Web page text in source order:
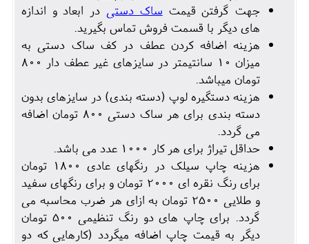
جهت گرفتن قیمت ساک دستی در ابعاد و اندازه
های دیگر با قسمت فروش تماس بگیرید.
هزینه اضافه کردن عطف در کف ساک دستی به
میزان 10 سانتیمتر در سایزهای غیر عطف دار 800
تومان میباشد.
هزینه دستگیره لوپ (دسته بندی) در سایزهای بدون
دسته بندی برای هر ساک دستی 800 تومان اضافه
می گردد.
حداقل تیراژ برای هر کار 1000 عدد می باشد.
هزینه چاپ سیلک در رنگهای عادی 1800 تومان
برای رنگ نقره ای 2000 تومان و برای رنگهای سفید
و طلایی 2500 تومان به ازای هر ضرب محاسبه می
گردد. برای چاپ های دو رنگ تنظیمی 500 تومان
دیگر به قیمت چاپ اضافه میگردد (کارهایی که دو